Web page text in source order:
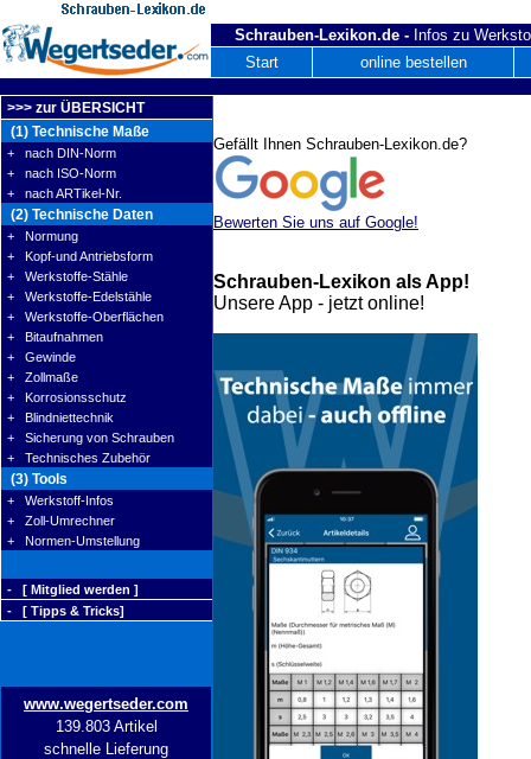
Schrauben-Lexikon.de - Infos zu
Start
online bestellen
>>> zur ÜBERSICHT
(1) Technische Maße
+ nach DIN-Norm
+ nach ISO-Norm
+ nach ARTikel-Nr.
(2) Technische Daten
+ Normung
+ Kopf-und Antriebsform
+ Werkstoffe-Stähle
+ Werkstoffe-Edelstähle
+ Werkstoffe-Oberflächen
+ Bitaufnahmen
+ Gewinde
+ Zollmaße
+ Korrosionsschutz
+ Blindniettechnik
+ Sicherung von Schrauben
+ Technisches Zubehör
(3) Tools
+ Werkstoff-Infos
+ Zoll-Umrechner
+ Normen-Umstellung
- [ Mitglied werden ]
- [ Tipps & Tricks]
www.wegertseder.com
139.803 Artikel
schnelle Lieferung
Gefällt Ihnen Schrauben-Lexikon.de?
Bewerten Sie uns auf Google!
Schrauben-Lexikon als App!
Unsere App - jetzt online!